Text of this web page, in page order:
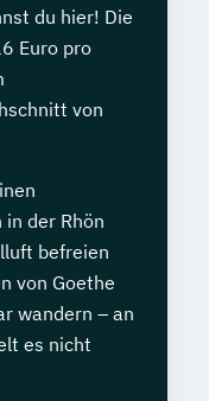
du hier! Die
Euro pro
von
der Rhön
befreien
von Goethe
wandern – an
es nicht